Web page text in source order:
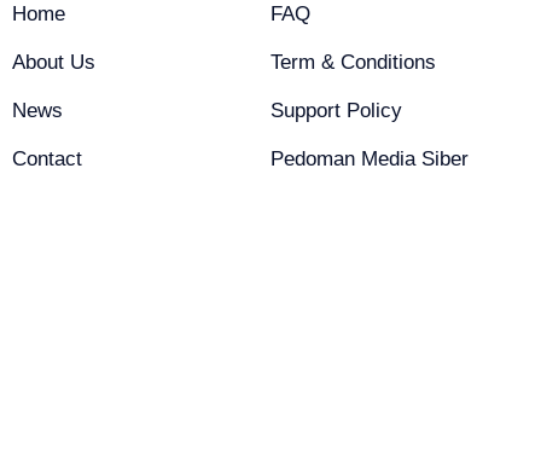
Home
About Us
News
Contact
FAQ
Term & Conditions
Support Policy
Pedoman Media Siber